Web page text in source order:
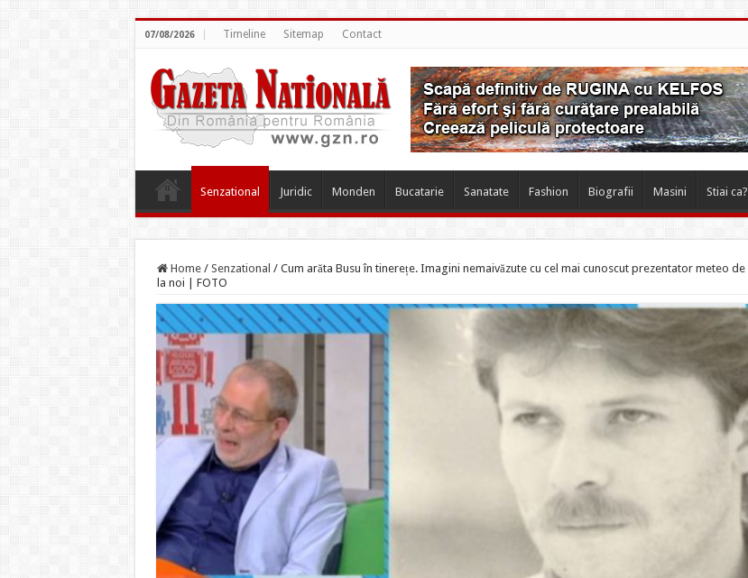
07/08/2026 Timeline Sitemap Contact
Senzational Juridic Monden Bucatarie Sanatate Fashion Biografii Masini Stiai ca?
Home / Senzational / Cum arăta Busu în tinerețe. Imagini nemaivăzute cu cel mai cunoscut prezentator meteo de
la noi | FOTO